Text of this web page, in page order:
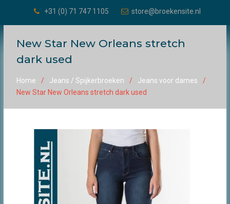
+31 (0) 71 747 1105 store@broekensite.nl
New Star New Orleans stretch
dark used
Home Jeans / Spijkerbroeken
Jeans voor dames
New Star New Orleans stretch dark used